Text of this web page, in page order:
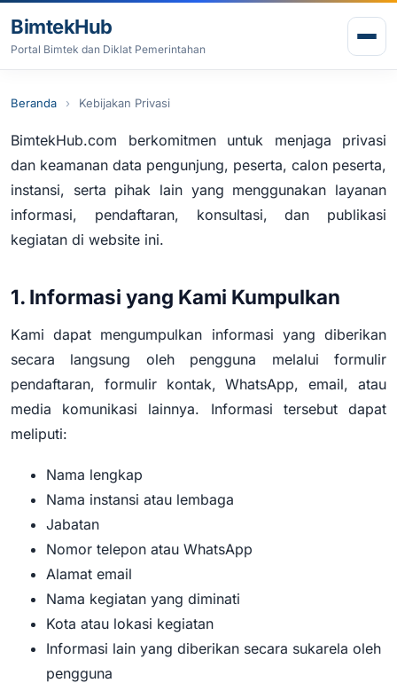
BimtekHub
Portal Bimtek dan Diklat Pemerintahan
Beranda Kebijakan Privasi
BimtekHub.com berkomitmen untuk menjaga privasi
dan keamanan data pengunjung, peserta, calon peserta,
instansi, serta pihak lain yang menggunakan layanan
informasi, pendaftaran, konsultasi, dan publikasi
kegiatan di website ini.
1. Informasi yang Kami Kumpulkan
Kami dapat mengumpulkan informasi yang diberikan
secara langsung oleh pengguna melalui formulir
pendaftaran, formulir kontak, WhatsApp, email, atau
media komunikasi lainnya. Informasi tersebut dapat
meliputi:
Nama lengkap
Nama instansi atau lembaga
Jabatan
Nomor telepon atau WhatsApp
Alamat email
Nama kegiatan yang diminati
Kota atau lokasi kegiatan
Informasi lain yang diberikan secara sukarela oleh
pengguna